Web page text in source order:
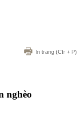
In trang (Ctr + P)
nghèo